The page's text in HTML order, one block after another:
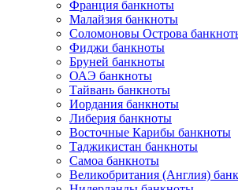
Франция банкноты
Малайзия банкноты
Соломоновы Острова
Фиджи банкноты
Бруней банкноты
ОАЭ банкноты
Тайвань банкноты
Иордания банкноты
Либерия банкноты
Восточные Карибы банкноты
Таджикистан банкноты
Самоа банкноты
Великобритания (Англия)